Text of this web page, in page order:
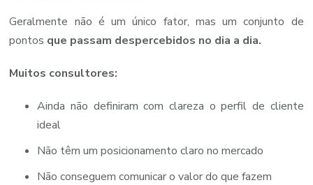
Geralmente não é um único fator, mas um conjunto de
pontos que passam despercebidos no dia a dia.
Muitos consultores:
Ainda não definiram com clareza o perfil de cliente
ideal
Não têm um posicionamento claro no mercado
Não conseguem comunicar o valor do que fazem